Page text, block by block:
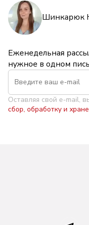
Шинкарюк
Еженедельная
нужное в одном
Оставляя свой e-mail,
сбор, обработку и